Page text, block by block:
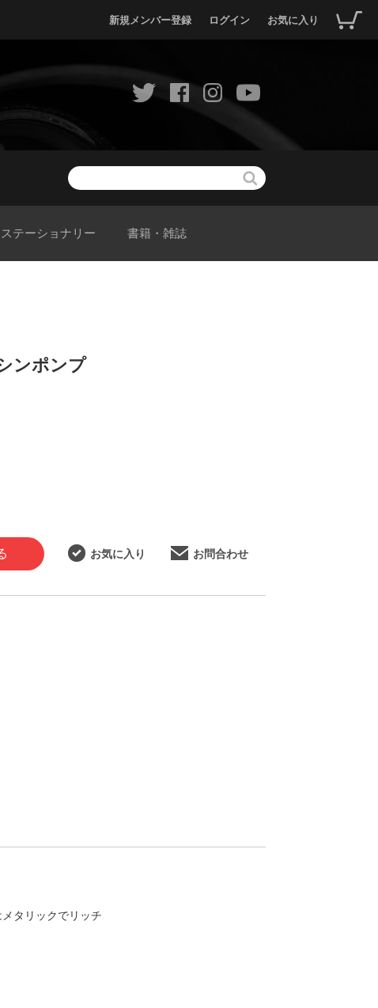
新規メンバー登録 ログイン お気に入り
ステーショナリー 書籍・雑誌
ンポンプ
お気に入り お問合わせ
タリックでリッチ